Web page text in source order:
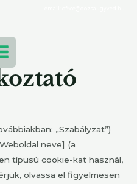
„Szabályzat”)
neve] (a
típusú cookie-kat használ,
olvassa el figyelmesen